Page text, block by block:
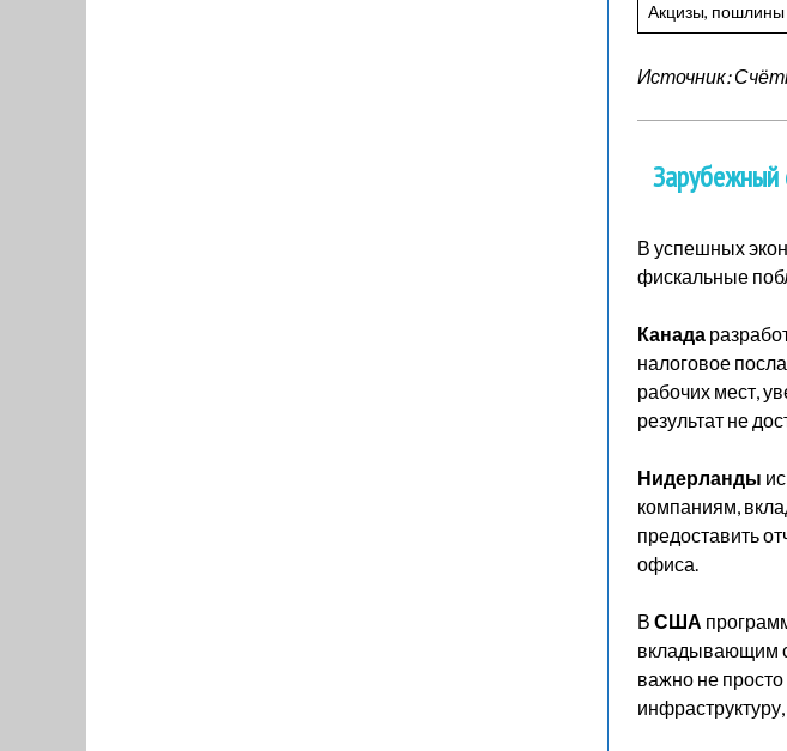
Акцизы, пошлины
Источник:
Зарубежный
В успешных
фискальные
Канада
налоговое
рабочих мест,
результат не
Нидерланды
компаниям,
предоставить
офиса.
В США
вкладывающим
важно не